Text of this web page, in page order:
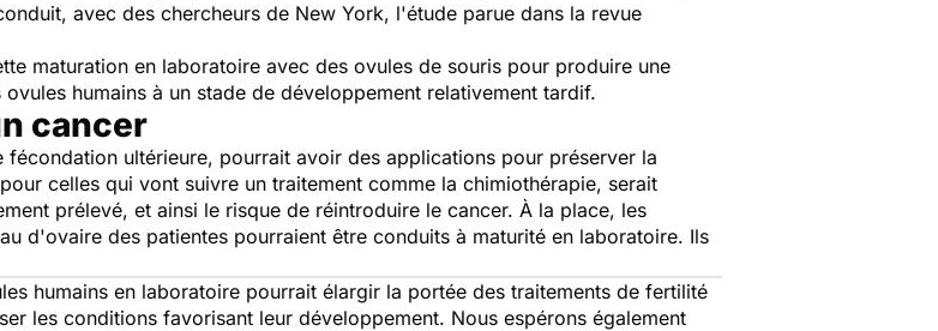
avec des chercheurs de New York, l'étude parue dans la revue
maturation en laboratoire avec des ovules de souris pour produire une
humains à un stade de développement relativement tardif.
cancer
ultérieure, pourrait avoir des applications pour préserver la
celles qui vont suivre un traitement comme la chimiothérapie, serait
prélevé, et ainsi le risque de réintroduire le cancer. À la place, les
d'ovaire des patientes pourraient être conduits à maturité en laboratoire. Ils
humains en laboratoire pourrait élargir la portée des traitements de fertilité
les conditions favorisant leur développement. Nous espérons également